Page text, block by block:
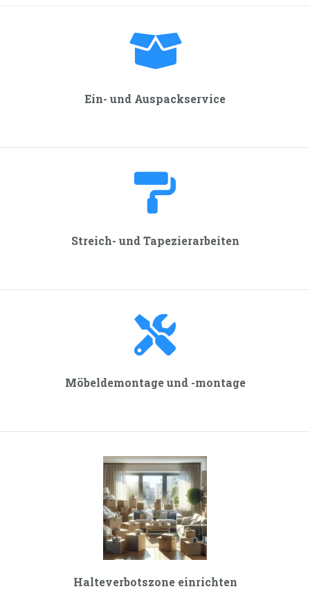
Ein- und Auspackservice
Streich- und Tapezier­arbeiten
Möbeldemontage und -montage
Halteverbotszone einrichten